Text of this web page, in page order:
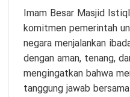
Imam Besar Masjid
komitmen pemerintah
negara menjalankan
dengan aman, tenang,
mengingatkan bahwa
tanggung jawab